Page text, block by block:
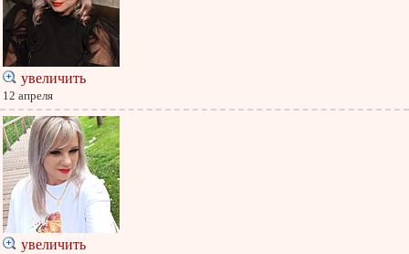
увеличить
12 апреля
увеличить